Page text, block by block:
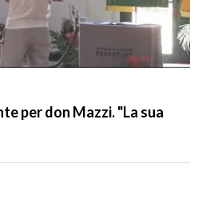
per don Mazzi. "La sua